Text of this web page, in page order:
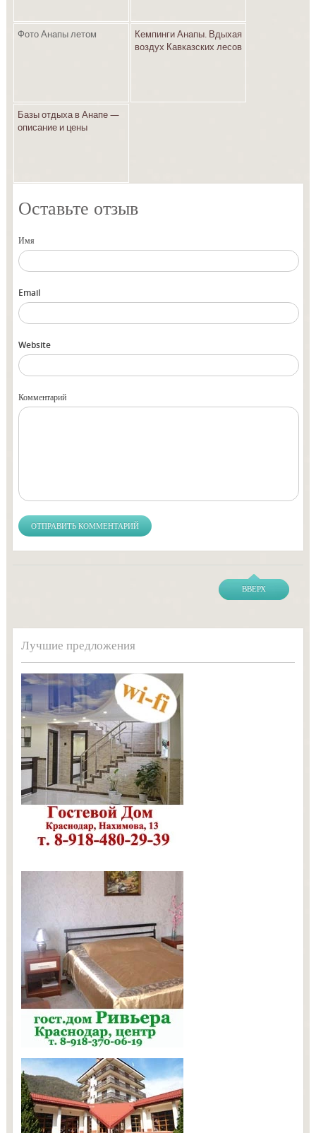
Фото Анапы летом
Кемпинги Анапы. Вдыхая
воздух Кавказских лесов
Базы отдыха в Анапе —
описание и цены
Оставьте отзыв
Имя
Email
Website
Комментарий
ВВЕРХ
Лучшие предложения